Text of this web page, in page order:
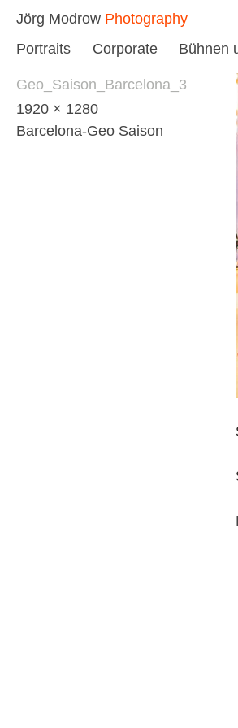
Jörg Modrow Photography
Portraits Corporate Bühnen
Geo_Saison_Barcelona_3
1920 × 1280
Barcelona-Geo Saison